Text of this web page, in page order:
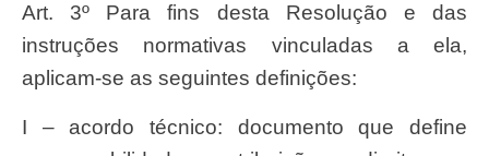
Art. 3º Para fins desta Resolução e das
instruções normativas vinculadas a ela,
aplicam-se as seguintes definições:
I – acordo técnico: documento que define